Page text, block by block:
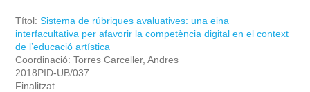
Títol: Sistema de rúbriques avaluatives: una eina
interfacultativa per afavorir la competència digital en el context
de l’educació artística
Coordinació: Torres Carceller, Andres
2018PID-UB/037
Finalitzat